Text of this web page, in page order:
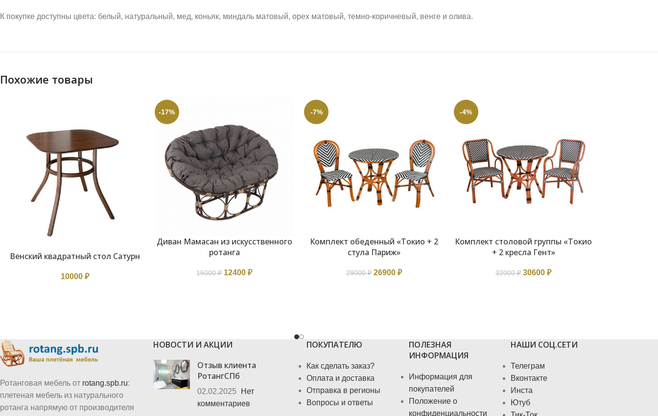
К покупке доступны цвета: белый, натуральный, мед, коньяк, миндаль матовый, орех матовый, темно-коричневый, венге и олива.
Похожие товары
В КОРЗИНУ
Венский квадратный стол Сатурн
10000 ₽
-17%
В КОРЗИНУ
Диван Мамасан из искусственного
ротанга
15000₽ 12400₽
-7%
В КОРЗИНУ
Комплект обеденный «Токио + 2
стула Париж»
29000₽ 26900 ₽
-4%
В КОРЗИНУ
Комплект столовой группы «Токио
+ 2 кресла Гент»
32000₽ 30600₽
Ротанговая мебель от rotang.spb.ru:
плетеная мебель из натурального
ротанга напрямую от производителя
НОВОСТИ И АКЦИИ
Отзыв клиента
РотангСПб
02.02.2025
Нет
комментариев
ПОКУПАТЕЛЮ
Как сделать заказ?
Оплата и доставка
Отправка в регионы
Вопросы и ответы
ПОЛЕЗНАЯ
ИНФОРМАЦИЯ
Информация для
покупателей
Положение о
конфиденциальности
НАШИ СОЦ.СЕТИ
Телеграм
Вконтакте
Инста
Ютуб